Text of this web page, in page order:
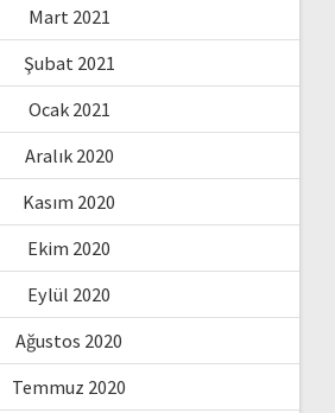
Mart 2021
Şubat 2021
Ocak 2021
Aralık 2020
Kasım 2020
Ekim 2020
Eylül 2020
Ağustos 2020
Temmuz 2020